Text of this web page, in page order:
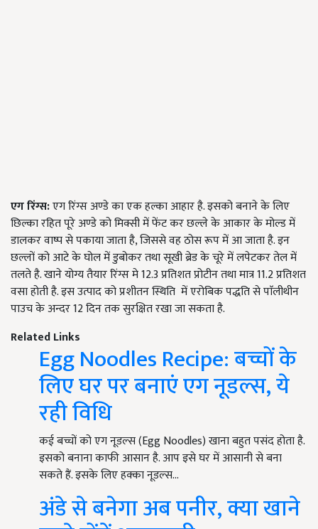
एग रिंग्स:एग रिंग्स अण्डे का एक हल्का आहार है. इसको बनाने के लिए
छिल्का रहित पूरे अण्डे को मिक्सी में फेंट कर छल्ले के आकार के मोल्ड में
डालकर वाष्प से पकाया जाता है, जिससे वह ठोस रूप में आ जाता है. इन
छल्लों को आटे के घोल में डुबोकर तथा सूखी ब्रेड के चूरे में लपेटकर तेल में
तलते है. खाने योग्य तैयार रिंग्स मे 12.3 प्रतिशत प्रोटीन तथा मात्र 11.2 प्रतिशत
वसा होती है. इस उत्पाद को प्रशीतन स्थिति में एरोबिक पद्धति से पाॅलीथीन
पाउच के अन्दर 12 दिन तक सुरक्षित रखा जा सकता है.
Related Links
Egg Noodles Recipe: बच्चों के
लिए घर पर बनाएं एग नूडल्स, ये
रही विधि
कई बच्चों को एग नूडल्स (Egg Noodles) खाना बहुत पसंद होता है.
इसको बनाना काफी आसान है. आप इसे घर में आसानी से बना
सकते हैं. इसके लिए हक्का नूडल्स…
अंडे से बनेगा अब पनीर, क्या खाने